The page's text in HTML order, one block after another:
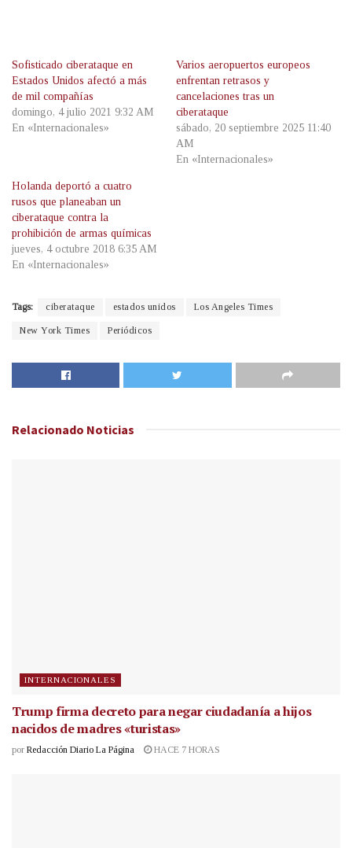
Sofisticado ciberataque en
Estados Unidos afectó a más
de mil compañías
domingo, 4 julio 2021 9:32 AM
En «Internacionales»
Varios aeropuertos europeos
enfrentan retrasos y
cancelaciones tras un
ciberataque
sábado, 20 septiembre 2025 11:40
AM
En «Internacionales»
Holanda deportó a cuatro
rusos que planeaban un
ciberataque contra la
prohibición de armas químicas
jueves, 4 octubre 2018 6:35 AM
En «Internacionales»
Tags: ciberataque estados unidos Los Angeles Times
New York Times Periódicos
Relacionado Noticias
INTERNACIONALES
Trump firma decreto para negar ciudadanía a hijos
nacidos de madres «turistas»
por Redacción Diario La Página HACE 7 HORAS